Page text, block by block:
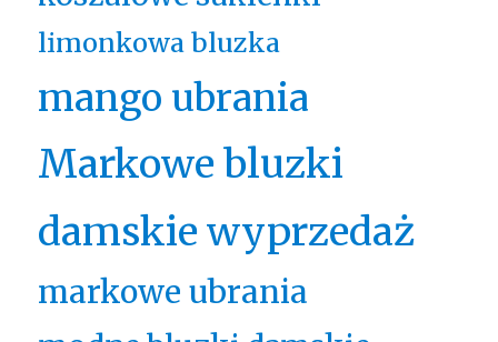
limonkowa bluzka
mango ubrania
Markowe bluzki
damskie wyprzedaż
markowe ubrania